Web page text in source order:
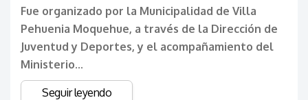
Fue organizado por la Municipalidad de Villa
Pehuenia Moquehue, a través de la Dirección de
Juventud y Deportes, y el acompañamiento del
Ministerio...
Seguir leyendo